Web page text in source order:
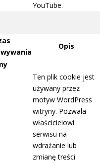
YouTube.
Opis
Ten plik cookie jest
używany przez
motyw WordPress
witryny. Pozwala
właścicielowi
serwisu na
wdrażanie lub
zmianę treści